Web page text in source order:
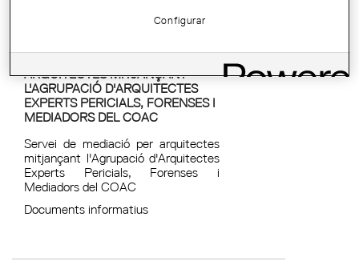
ARQUITECTES MITJANÇANT
L'AGRUPACIÓ D'ARQUITECTES
EXPERTS PERICIALS, FORENSES I
MEDIADORS DEL COAC
Servei de mediació per arquitectes
mitjançant l'Agrupació d'Arquitectes
Experts Pericials, Forenses i
Mediadors del COAC
Documents informatius
Configurar